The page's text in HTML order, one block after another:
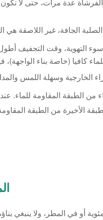
الخارجية وسهلة اللمس
من الطبقة المقاومة للماء.
الأخيرة من الطبقة
في درجة حرارة أقل من 0 درجة مئوية أو في